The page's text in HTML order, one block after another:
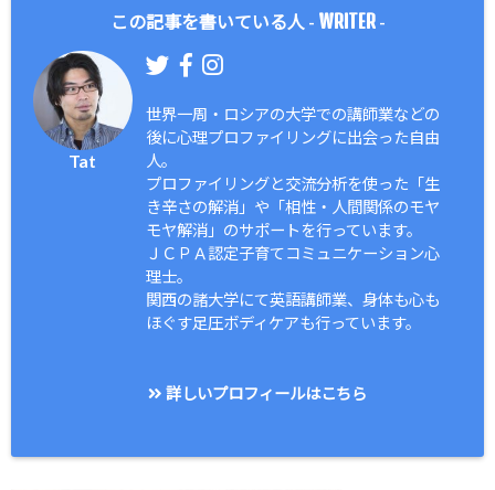
この記事を書いている人 - WRITER-
Tat
世界一周・ロシアの大学での講師業などの
後に心理プロファイリングに出会った自由
人。
プロファイリングと交流分析を使った「生
き辛さの解消」や「相性・人間関係のモヤ
モヤ解消」のサポートを行っています。
ＪＣＰＡ認定子育てコミュニケーション心
理士。
関西の諸大学にて英語講師業、身体も心も
ほぐす足圧ボディケアも行っています。
詳しいプロフィールはこちら